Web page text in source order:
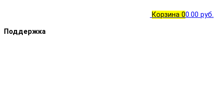
Корзина 00.00 руб.
Поддержка